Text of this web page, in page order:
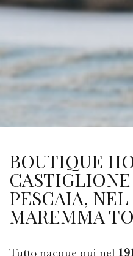
BOUTIQUE
PESCAIA,
MAREMMA
Tutto nacque qui nel